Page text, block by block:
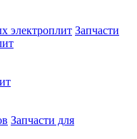
Запчасти
Запчасти для